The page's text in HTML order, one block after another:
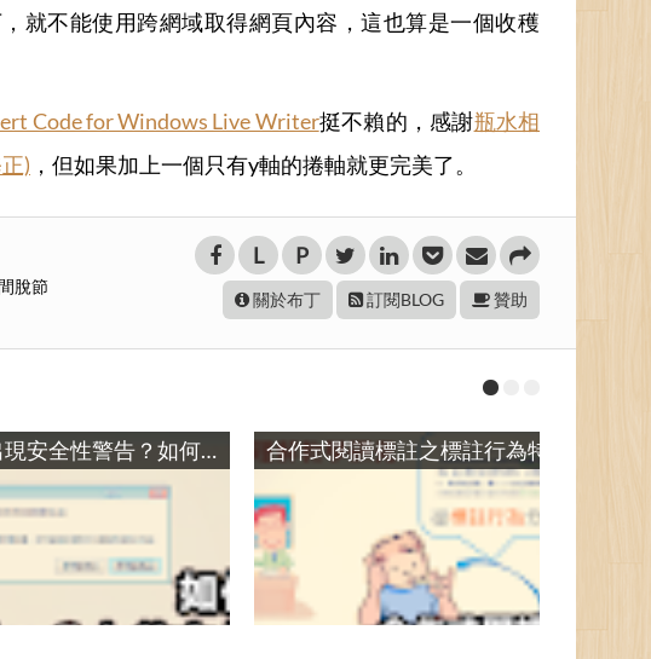
jquery.js"></script>
www.yam.com/" target= "yamBlog" style
"yam天空部落" border= "0" /></a
就不能使用跨網域取得網頁內容，這也算是一個收穫
Code for Windows Live Writer挺不賴的，感謝瓶水相
) ，但如果加上一個只有y軸的捲軸就更完美了。
脫節
L P
關於布丁 訂閱BLOG 贊助
試算表出現安全性警告？如何移除LibreOffice Calc的文件巨集 / How to remove ODS file’s macro in LibreOffice Calc